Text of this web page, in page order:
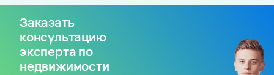
Заказать
консультацию
эксперта по
недвижимости